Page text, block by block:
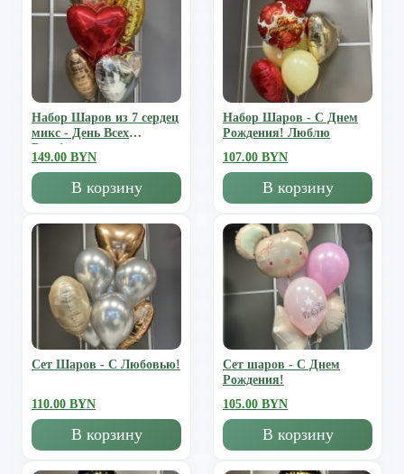
Набор Шаров из 7 сердец
микс - День Всех
Влюбленных
149.00 BYN
В корзину
Набор Шаров - С Днем
Рождения! Люблю
107.00 BYN
В корзину
Сет Шаров - С Любовью!
110.00 BYN
В корзину
Сет шаров - С Днем
Рождения!
105.00 BYN
В корзину